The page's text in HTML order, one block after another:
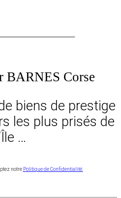
BARNES Corse
biens de prestige
les plus prisés de
…
notre Politique de Confidentialité.